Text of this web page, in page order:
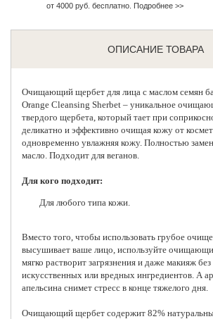
от 4000 руб. бесплатно. Подробнее >>
ОПИСАНИЕ ТОВАРА
Очищающий щербет для лица с маслом семян
Orange Cleansing Sherbet – уникальное
твердого щербета, который тает при
деликатно и эффективно очищая кожу от
одновременно увлажняя кожу. Полностью
масло. Подходит для веганов.
Для кого подходит:
Для любого типа кожи.
Вместо того, чтобы использовать грубое
высушивает ваше лицо, используйте
мягко растворит загрязнения и даже макияж
искусственных или вредных ингредиентов. А
апельсина снимет стресс в конце тяжелого дня.
Очищающий щербет содержит 82%